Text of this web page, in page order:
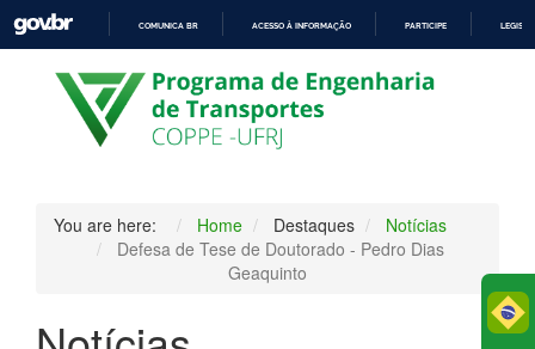
PARA
O
CONTEÚDO
COMUNICA BR ACESSO À INFORMAÇÃO PARTICIPE
You are here: Home Destaques
Notícias
Defesa de Tese de Doutorado - Pedro Dias
Geaquinto